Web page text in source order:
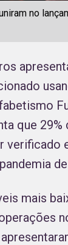
no
que
verificado
mais